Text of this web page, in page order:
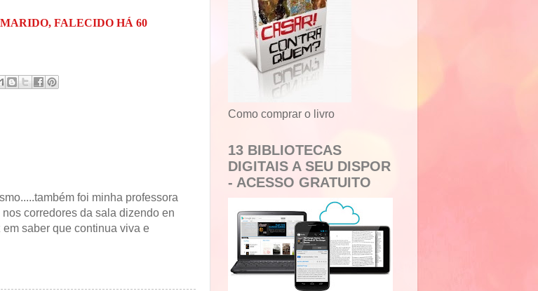
FALECIDO HÁ 60
foi minha professora
corredores da sala dizendo en
saber que continua viva e
Como comprar o livro
13 BIBLIOTECAS
DIGITAIS A SEU DISPOR
- ACESSO GRATUITO